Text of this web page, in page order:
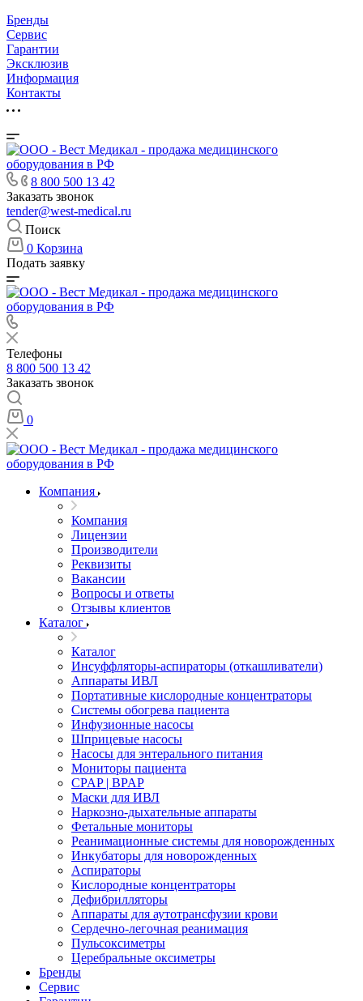
Бренды
Сервис
Гарантии
Эксклюзив
Информация
Контакты
8 800 500 13 42
Заказать звонок
tender@west-medical.ru
Поиск
0 Корзина
Подать заявку
Телефоны
8 800 500 13 42
Заказать звонок
0
Компания
Компания
Лицензии
Производители
Реквизиты
Вакансии
Вопросы и ответы
Отзывы клиентов
Каталог
Каталог
Инсуффляторы-аспираторы (откашливатели)
Аппараты ИВЛ
Портативные кислородные концентраторы
Системы обогрева пациента
Инфузионные насосы
Шприцевые насосы
Насосы для энтерального питания
Мониторы пациента
CPAP | BPAP
Маски для ИВЛ
Наркозно-дыхательные аппараты
Фетальные мониторы
Реанимационные системы для новорожденных
Инкубаторы для новорожденных
Аспираторы
Кислородные концентраторы
Дефибрилляторы
Аппараты для аутотрансфузии крови
Сердечно-легочная реанимация
Пульсоксиметры
Церебральные оксиметры
Бренды
Сервис